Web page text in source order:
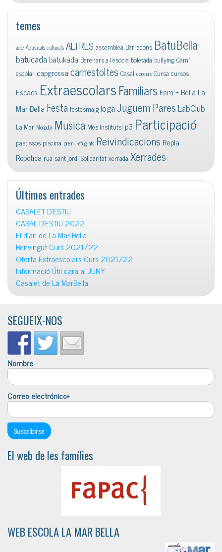
temes
acte Activitats culturals ALTRES assemblea Barracons BatuBella
batucadabatukada Berenars a l'escola boletada bullyingCamí
escolar capgrossacarnestoltes Casal concurs Cursa cursos
Escacs ExtraescolarsFamiliars Fem + Bella La
Mar Bella FestafestesmaigiogaJuguem ParesLabClub
La Mar Menjador Musica Més Instituts! p3 Participació
pastissos piscina premi refugiats Reivindicacions Repla
Robòtica rua sant jordi Solidaritatxerrada Xerrades
Últimes entrades
CASALET D’ESTIU
CASAL D’ESTIU 2022
El diari de La Mar Bella
Benvingut Curs 2021/22
Oferta Extraescolars Curs 2021/22
Informació Útil cara al JUNY
Casalet de La MarBella
SEGUEIX-NOS
Nombre
Correo electrónico*
El web de les famílies
WEB ESCOLA LA MAR BELLA